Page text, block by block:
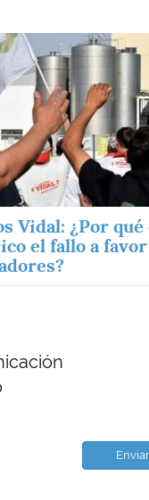
Vidal: ¿Por qué
el fallo a favor
Enviar